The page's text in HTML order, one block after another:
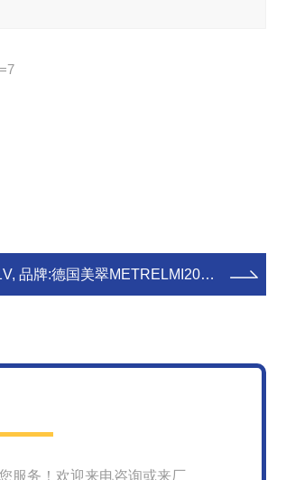
德国美翠METREL数字高压兆欧表高压绝缘电阻仪
服务！欢迎来电咨询或来厂